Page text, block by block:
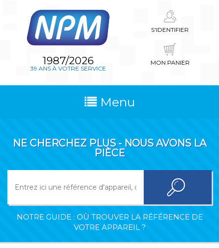
1987/2026
39 ANS À VOTRE SERVICE
S'IDENTIFIER
MON PANIER
Menu
NE CHERCHEZ PLUS - NOUS AVONS LA
PIÈCE
NOTRE GUIDE : OÙ TROUVER LA RÉFÉRENCE DE
VOTRE APPAREIL ?